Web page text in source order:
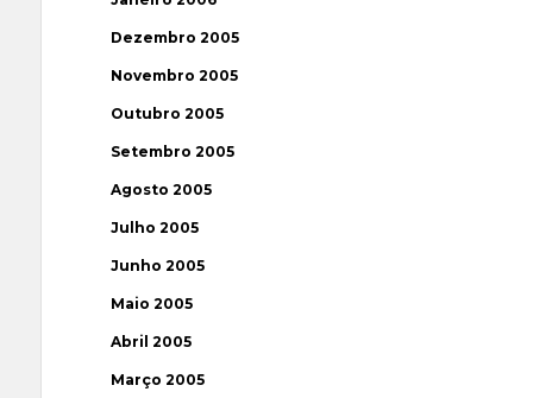
Dezembro 2005
Novembro 2005
Outubro 2005
Setembro 2005
Agosto 2005
Julho 2005
Junho 2005
Maio 2005
Abril 2005
Março 2005